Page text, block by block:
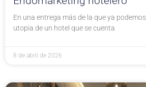
En una entrega más de la que ya
utopia de un hotel que se cuenta
8 de abril de 2026